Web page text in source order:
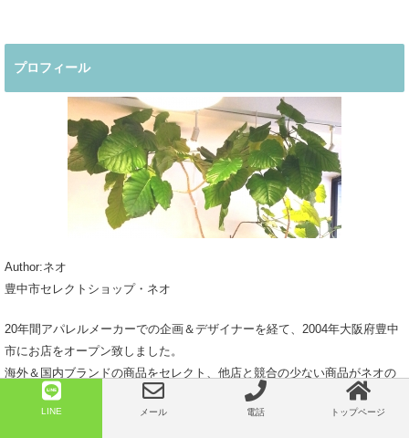
プロフィール
Author:ネオ
豊中市セレクトショップ・ネオ
20年間アパレルメーカーでの企画＆デザイナーを経て、2004年大阪府豊中
市にお店をオープン致しました。
海外＆国内ブランドの商品をセレクト、他店と競合の少ない商品がネオの
魅力です。
LINE メール 電話 トップページ